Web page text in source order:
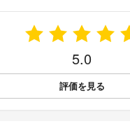
5.0
評価を見る